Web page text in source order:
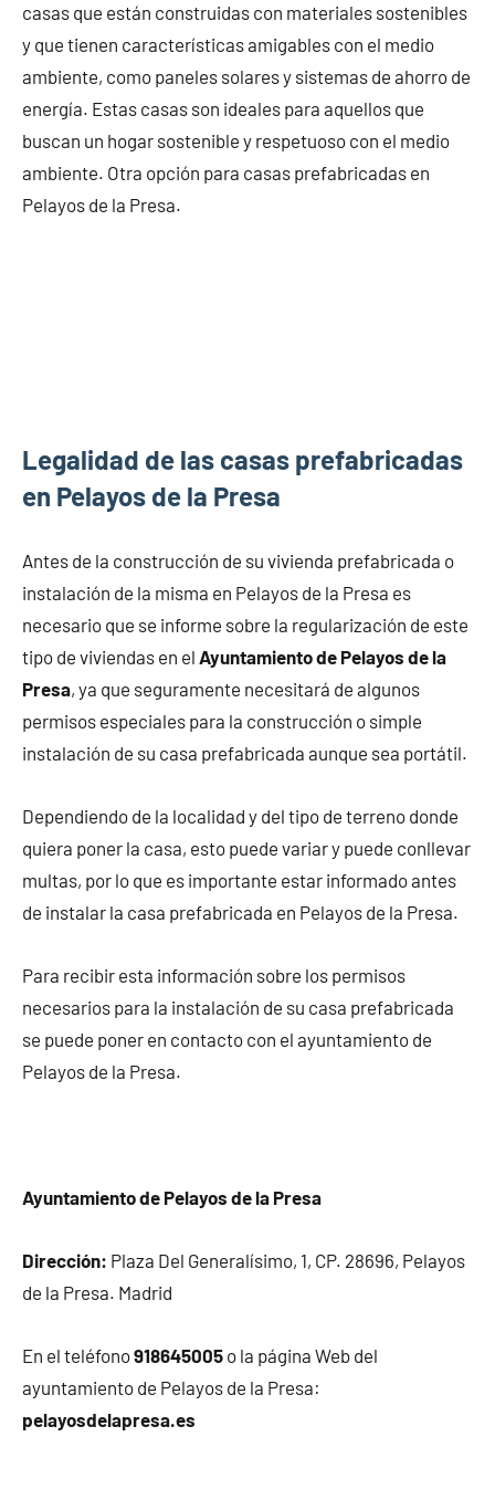
casas que están construidas con materiales sostenibles
y que tienen características amigables con el medio
ambiente, como paneles solares y sistemas de ahorro de
energía. Estas casas son ideales para aquellos que
buscan un hogar sostenible y respetuoso con el medio
ambiente. Otra opción para casas prefabricadas en
Pelayos de la Presa.
Legalidad de las casas prefabricadas
en Pelayos de la Presa
Antes de la construcción de su vivienda prefabricada o
instalación de la misma en Pelayos de la Presa es
necesario que se informe sobre la regularización de este
tipo de viviendas en el Ayuntamiento de Pelayos de la
Presa, ya que seguramente necesitará de algunos
permisos especiales para la construcción o simple
instalación de su casa prefabricada aunque sea portátil.
Dependiendo de la localidad y del tipo de terreno donde
quiera poner la casa, esto puede variar y puede conllevar
multas, por lo que es importante estar informado antes
de instalar la casa prefabricada en Pelayos de la Presa.
Para recibir esta información sobre los permisos
necesarios para la instalación de su casa prefabricada
se puede poner en contacto con el ayuntamiento de
Pelayos de la Presa.
Ayuntamiento de Pelayos de la Presa
Dirección: Plaza Del Generalísimo, 1, CP. 28696, Pelayos
de la Presa. Madrid
En el teléfono918645005 o la página Web del
ayuntamiento de Pelayos de la Presa:
pelayosdelapresa.es